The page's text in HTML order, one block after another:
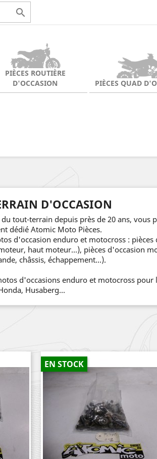

PIÈCES ROUTIÈRE
D'OCCASION
PIÈCES QUAD
D'OCCASION
tout-terrain depuis près de 20 ans, vous
dédié Atomic Moto Pièces.
d'occasion enduro et motocross :
haut moteur...), pièces d'occasion
châssis, échappement...).
d'occasions enduro et motocross pour
Husaberg...
EN STOCK